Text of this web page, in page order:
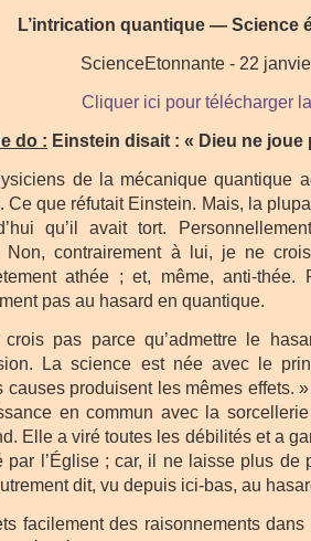
L’intrication quantique — Science
ScienceEtonnante - 22
Cliquer ici pour télécharger
do : Einstein disait : « Dieu ne joue
de la mécanique quantique
Ce que réfutait Einstein. Mais, la
qu’il avait tort.
Non, contrairement à lui, je ne
athée ; et, même, anti-
pas au hasard en quantique.
crois pas parce qu’admettre le
La science est née avec le
causes produisent les mêmes effets.
en commun avec la
Elle a viré toutes les débilités et a
par l’Église ; car, il ne laisse plus de
dit, vu depuis ici-bas, au
facilement des raisonnements